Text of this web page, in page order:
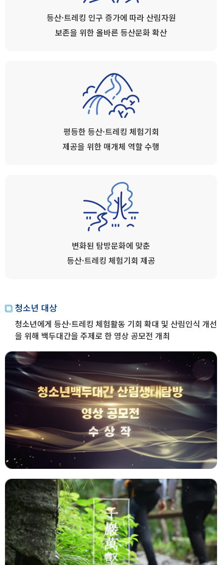
등산·트레킹 인구 증가에 따라 산림자원
보존을 위한 올바른 등산문화 확산
평등한 등산·트레킹 체험기회
제공을 위한 매개체 역할 수행
변화된 탐방문화에 맞춘
등산·트레킹 체험기회 제공
청소년 대상
청소년에게 등산·트레킹 체험활동 기회 확대 및 산림인식 개선
을 위해 백두대간을 주제로 한 영상 공모전 개최